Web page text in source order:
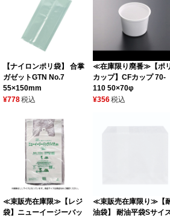
【ナイロンポリ袋】 合掌
ガゼットGTN No.7
55×150mm
¥778税込
≪在庫限り廃番≫【ポ
カップ】CFカップ 70-
110 50×70φ
¥356税込
≪束販売在庫限≫【レジ
袋】ニューイージーバッ
≪束販売在庫限り≫【
油袋】 耐油平袋Sサイ